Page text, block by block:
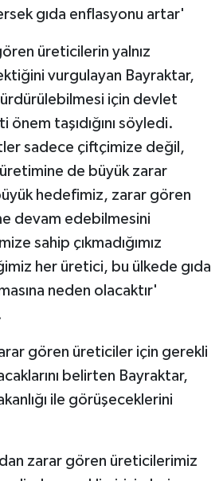
gıda enflasyonu artar'
üreticilerin yalnız
vurgulayan Bayraktar,
için devlet
taşıdığını söyledi.
sadece çiftçimize değil,
de büyük zarar
hedefimiz, zarar gören
devam edebilmesini
sahip çıkmadığımız
her üretici, bu ülkede gıda
neden olacaktır'
gören üreticiler için gerekli
belirten Bayraktar,
ile görüşeceklerini
zarar gören üreticilerimiz